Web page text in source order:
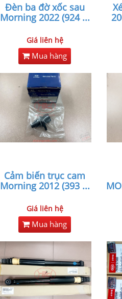
Đèn ba đờ xốc sau
Morning 2022 (924...
Giá liên hệ
Mua hàng
Cảm biến trục cam
Morning 2012 (393...
Giá liên hệ
Mua hàng